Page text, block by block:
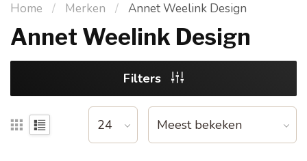
Home / Merken / Annet Weelink Design
Annet Weelink Design
Filters